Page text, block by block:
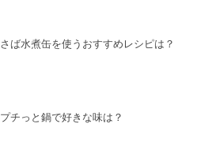
さば水煮缶を使うおすすめレシピは？
プチっと鍋で好きな味は？